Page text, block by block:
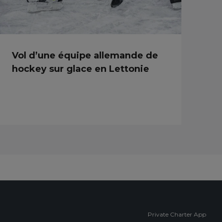
Vol d’une équipe allemande de
hockey sur glace en Lettonie
Private Charter App